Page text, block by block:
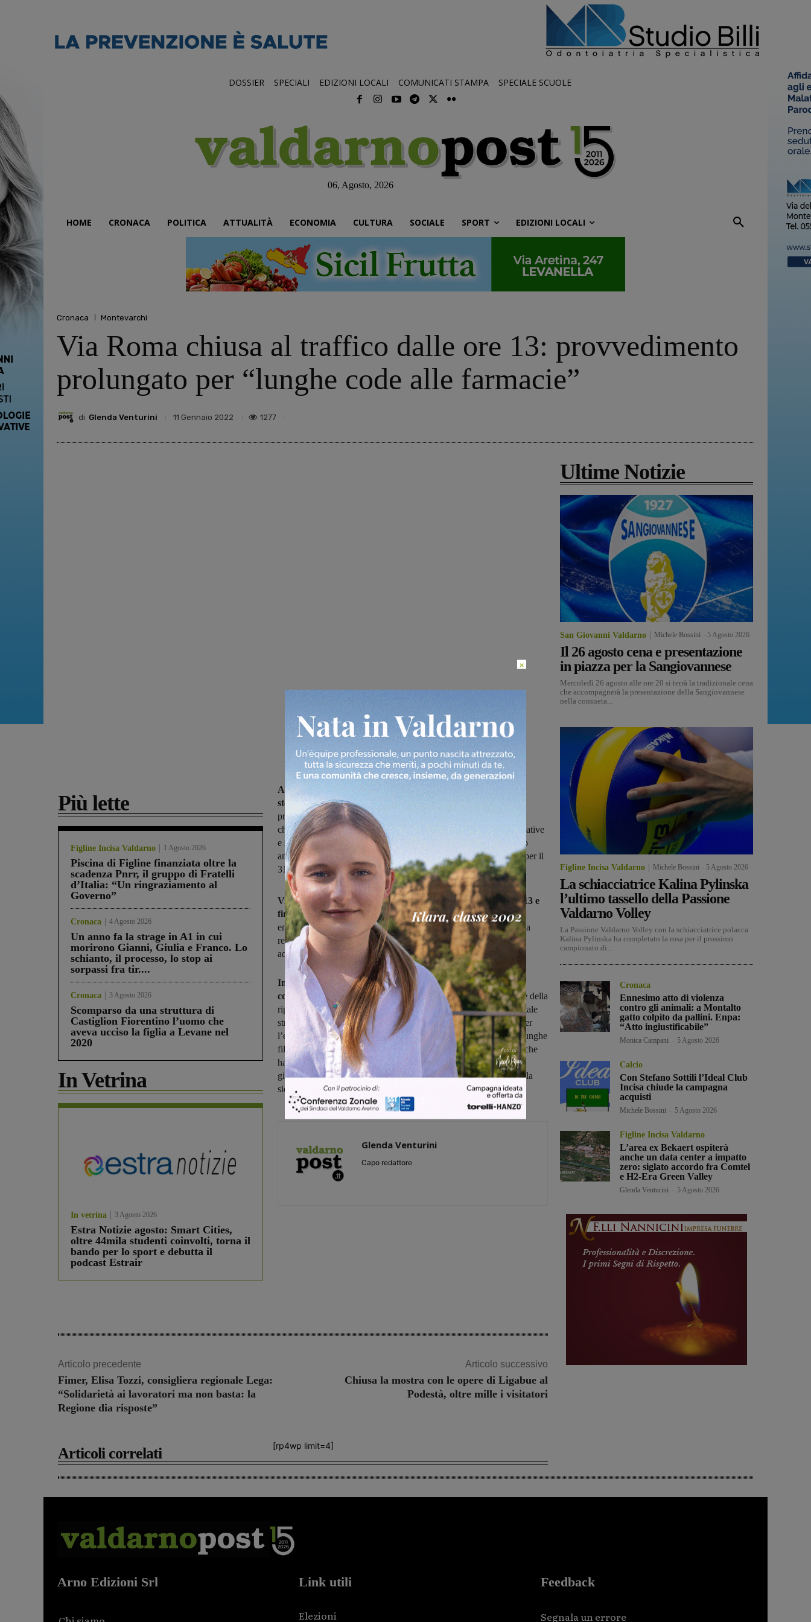
DOSSIER SPECIALI EDIZIONI LOCALI COMUNICATI STAMPA SPECIALE SCUOLE
06, Agosto, 2026
HOME CRONACA POLITICA ATTUALITÀ ECONOMIA CULTURA SOCIALE SPORT EDIZIONI LOCALI
Cronaca Montevarchi
Via Roma chiusa al traffico dalle ore 13: provvedimento
prolungato per “lunghe code alle farmacie”
di Glenda Venturini 11 Gennaio 2022 1277
Più lette
Figline Incisa Valdarno 1 Agosto 2026
Piscina di Figline finanziata oltre la
scadenza Pnrr, il gruppo di Fratelli
d’Italia: “Un ringraziamento al
Governo”
Cronaca 4 Agosto 2026
Un anno fa la strage in A1 in cui
morirono Gianni, Giulia e Franco. Lo
schianto, il processo, lo stop ai
sorpassi fra tir....
Cronaca 3 Agosto 2026
Scomparso da una struttura di
Castiglion Fiorentino l’uomo che
aveva ucciso la figlia a Levane nel
2020
In Vetrina
In vetrina 3 Agosto 2026
Estra Notizie agosto: Smart Cities,
oltre 44mila studenti coinvolti, torna il
bando per lo sport e debutta il
podcast Estrair
A Montevarchi l’apertura al traffico di via Roma, nel centro
storico, rimarrà per il momento solo fino alle ore 13
provvedimento, che era stato preso durante le festività natalizie
chiudendo così in anticipo via Roma alle auto per permettere iniziative
e shopping anche durante i giorni feriali, viene dunque prolungato
ancora, e fino alla fine dell’emergenza sanitaria (ad oggi prevista per il
31 marzo).
Via Roma non sarà dunque percorribile dalle auto dalle ore 13 e
fino alle ore 6 del giorno successivo: la Polizia Municipale ha
emanato al riguardo una specifica ordinanza che di fatto proroga la
regolamentazione della viabilità su via Roma come già era stata
adottata in occasione delle festività natalizie.
In questo caso però la decisione, spiega l’Amministrazione
comunale in una nota, “è stata assunta proprio in considerazione della
ripresa dei contagi da virus Covid-19 e dalla specificità che vede tale
strada sede di farmacie a cui tanti cittadini affluiscono numerosi per
l’esecuzione di tamponi. A seguito di ciò molto spesso si creano lunghe
file di persone lungo i marciapiedi e anche lungo la sede stradale che
hanno spinto a mantenere la riduzione del periodo temporale
giornaliero di apertura la traffico di via Roma anche per garantire la
sicurezza della circolazione stradale e dei pedoni”.
Glenda Venturini
Capo redattore
Articolo precedente
Fimer, Elisa Tozzi, consigliera regionale Lega:
“Solidarietà ai lavoratori ma non basta: la
Regione dia risposte”
Articolo successivo
Chiusa la mostra con le opere di Ligabue al
Podestà, oltre mille i visitatori
[rp4wp limit=4]
Articoli correlati
Ultime Notizie
San Giovanni Valdarno Michele Bossini 5 Agosto 2026
Il 26 agosto cena e presentazione
in piazza per la Sangiovannese
Mercoledì 26 agosto alle ore 20 si terrà la tradizionale cena
che accompagnerà la presentazione della Sangiovannese
nella consueta...
Figline Incisa Valdarno Michele Bossini 5 Agosto 2026
La schiacciatrice Kalina Pylinska
l’ultimo tassello della Passione
Valdarno Volley
La Passione Valdarno Volley con la schiacciatrice polacca
Kalina Pylinska ha completato la rosa per il prossimo
campionato di...
Cronaca
Ennesimo atto di violenza
contro gli animali: a Montalto
gatto colpito da pallini. Enpa:
“Atto ingiustificabile”
Monica Campani 5 Agosto 2026
Calcio
Con Stefano Sottili l’Ideal Club
Incisa chiude la campagna
acquisti
Michele Bossini 5 Agosto 2026
Figline Incisa Valdarno
L’area ex Bekaert ospiterà
anche un data center a impatto
zero: siglato accordo fra Comtel
e H2-Era Green Valley
Glenda Venturini 5 Agosto 2026
Arno Edizioni Srl Link utili
Elezioni
Feedback
Segnala un errore
×